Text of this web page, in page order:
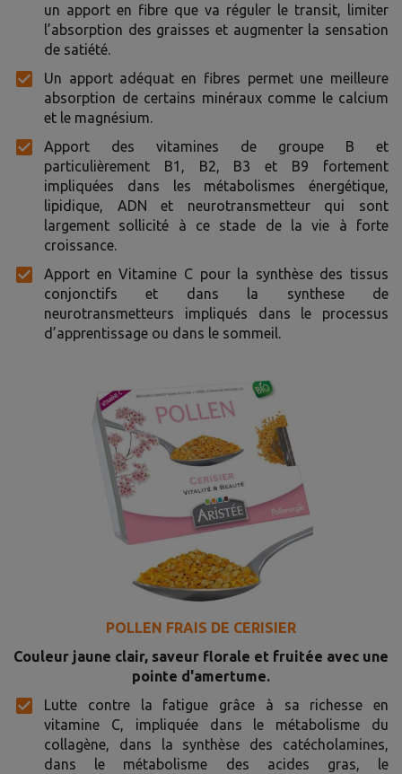
un apport en fibre que va réguler le transit, limiter
l’absorption des graisses et augmenter la sensation
de satiété.
Un apport adéquat en fibres permet une meilleure
absorption de certains minéraux comme le calcium
et le magnésium.
Apport des vitamines de groupe B et
particulièrement B1, B2, B3 et B9 fortement
impliquées dans les métabolismes énergétique,
lipidique, ADN et neurotransmetteur qui sont
largement sollicité à ce stade de la vie à forte
croissance.
Apport en Vitamine C pour la synthèse des tissus
conjonctifs et dans la synthese de
neurotransmetteurs impliqués dans le processus
d’apprentissage ou dans le sommeil.
POLLEN FRAIS DE CERISIER
Couleur jaune clair, saveur florale et fruitée avec une
pointe d'amertume.
Lutte contre la fatigue grâce à sa richesse en
vitamine C, impliquée dans le métabolisme du
collagène, dans la synthèse des catécholamines,
dans le métabolisme des acides gras, le